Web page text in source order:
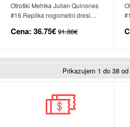
Otroški Mehika Julian Quinones
#16 Replika nogometni dresi
Rokav (+ hlače)
Cena: 36.75€ 91.88€
Prikazujem 1 do 38